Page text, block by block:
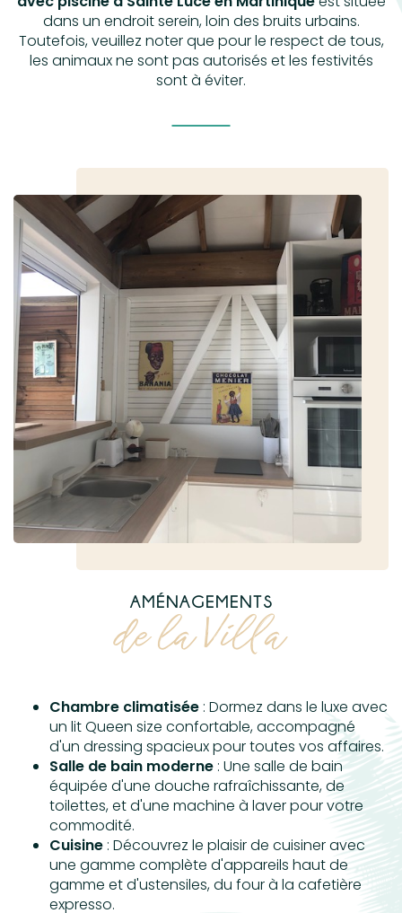
dans un endroit serein, loin des bruits urbains.
Toutefois, veuillez noter que pour le respect de tous,
les animaux ne sont pas autorisés et les festivités
sont à éviter.
AMÉNAGEMENTS
de la Villa
Chambre climatisée : Dormez dans le luxe avec
un lit Queen size confortable, accompagné
d'un dressing spacieux pour toutes vos affaires.
Salle de bain moderne : Une salle de bain
équipée d'une douche rafraîchissante, de
toilettes, et d'une machine à laver pour votre
commodité.
Cuisine : Découvrez le plaisir de cuisiner avec
une gamme complète d'appareils haut de
gamme et d'ustensiles, du four à la cafetière
expresso.